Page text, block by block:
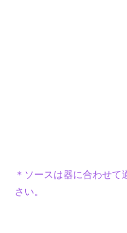
＊ソースは器に合わせて
さい。